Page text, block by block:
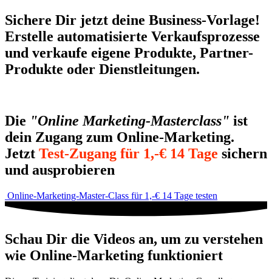
Sichere Dir jetzt deine Business-Vorlage!
Erstelle automatisierte Verkaufsprozesse
und verkaufe eigene Produkte, Partner-
Produkte oder Dienstleitungen.
Die "Online Marketing-Masterclass" ist
dein Zugang zum Online-Marketing.
Jetzt Test-Zugang für 1,-€ 14 Tage sichern
und ausprobieren
Online-Marketing-Master-Class für 1,-€ 14 Tage testen
Schau Dir die Videos an, um zu verstehen
wie Online-Marketing funktioniert